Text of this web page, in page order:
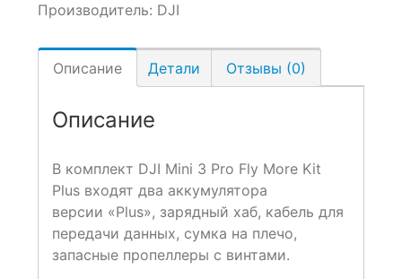
Производитель: DJI
Описание Детали Отзывы (0)
Описание
В комплект DJI Mini 3 Pro Fly More Kit
Plus входят два аккумулятора
версии «Plus», зарядный хаб, кабель для
передачи данных, сумка на плечо,
запасные пропеллеры с винтами.